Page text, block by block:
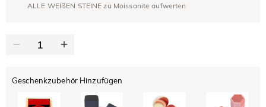
ALLE WEIßEN STEINE zu Moissanite aufwerten
Geschenkzubehör Hinzufügen